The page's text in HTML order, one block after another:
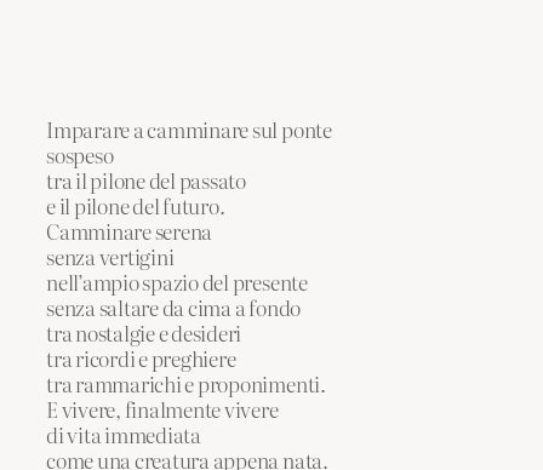
Imparare a camminare sul ponte
sospeso
tra il pilone del passato
e il pilone del futuro.
Camminare serena
senza vertigini
nell’ampio spazio del presente
senza saltare da cima a fondo
tra nostalgie e desideri
tra ricordi e preghiere
tra rammarichi e proponimenti.
E vivere, finalmente vivere
di vita immediata
come una creatura appena nata.